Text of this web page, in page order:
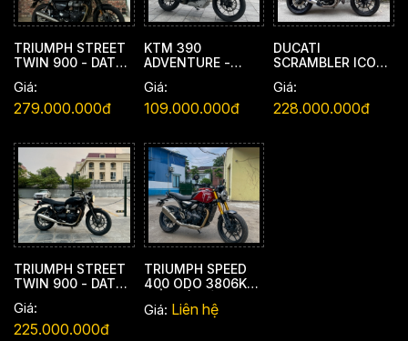
TRIUMPH STREET
TWIN 900 - DATE
KM
Giá:
279.000.000đ
KTM 390
ADVENTURE -
15.815 KM
Giá:
109.000.000đ
DUCATI
SCRAMBLER ICON
ODO 15000 KM
Giá:
228.000.000đ
TRIUMPH STREET
TWIN 900 - DATE
KM
Giá:
225.000.000đ
TRIUMPH SPEED
400 ODO 3806KM
Giá: Liên hệ